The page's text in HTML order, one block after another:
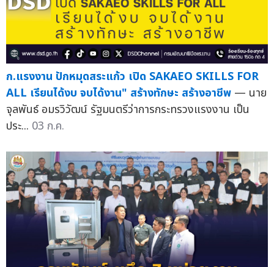
ก.แรงงาน ปักหมุดสระแก้ว เปิด SAKAEO SKILLS FOR
ALL เรียนได้งบ จบได้งาน" สร้างทักษะ สร้างอาชีพ — นาย
จุลพันธ์ อมรวิวัฒน์ รัฐมนตรีว่าการกระทรวงแรงงาน เป็น
ประ... 03 ก.ค.